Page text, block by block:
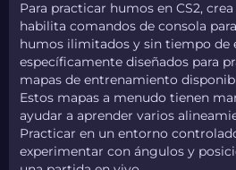
Para practicar humos en CS2,
habilita comandos de consola
humos ilimitados y sin tiempo de
específicamente diseñados para
mapas de entrenamiento
Estos mapas a menudo tienen
ayudar a aprender varios
Practicar en un entorno
experimentar con ángulos y